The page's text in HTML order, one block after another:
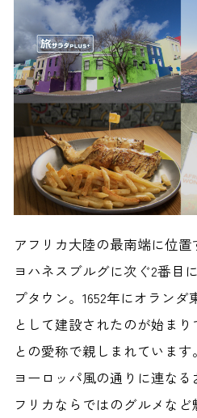
アフリカ大陸の最南端に位
ヨハネスブルグに次ぐ2番目
プタウン。1652年にオラン
として建設されたのが始まり
との愛称で親しまれています。
ヨーロッパ風の通りに連な
フリカならではのグルメな